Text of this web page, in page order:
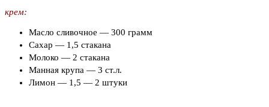
крем:
Масло сливочное — 300 грамм
Сахар — 1,5 стакана
Молоко — 2 стакана
Манная крупа — 3 ст.л.
Лимон — 1,5 — 2 штуки